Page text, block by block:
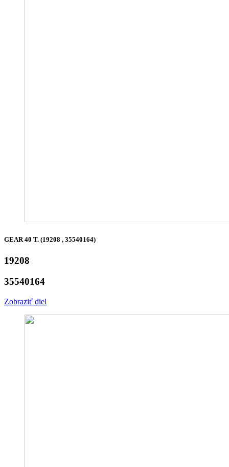
GEAR 40 T. (19208 , 35540164)
19208
35540164
Zobraziť diel